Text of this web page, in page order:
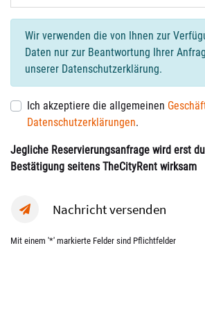
Wir verwenden die von Ihnen zur
Daten nur zur Beantwortung Ihrer
unserer Datenschutzerklärung.
Ich akzeptiere die allgemeinen
Datenschutzerklärungen.
Jegliche Reservierungsanfrage wird erst
Bestätigung seitens TheCityRent wirksam
Nachricht versenden
Mit einem '*' markierte Felder sind Pflichtfelder